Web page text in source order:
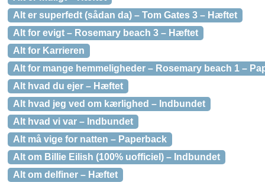
Alt er superfedt (sådan da) – Tom Gates 3 – Hæftet
Alt for evigt – Rosemary beach 3 – Hæftet
Alt for Karrieren
Alt for mange hemmeligheder – Rosemary beach 1 –
Alt hvad du ejer – Hæftet
Alt hvad jeg ved om kærlighed – Indbundet
Alt hvad vi var – Indbundet
Alt må vige for natten – Paperback
Alt om Billie Eilish (100% uofficiel) – Indbundet
Alt om delfiner – Hæftet